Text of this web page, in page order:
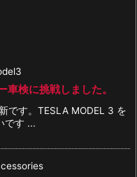
車検に挑戦しました。
です。TESLA MODEL 3 を
です ...